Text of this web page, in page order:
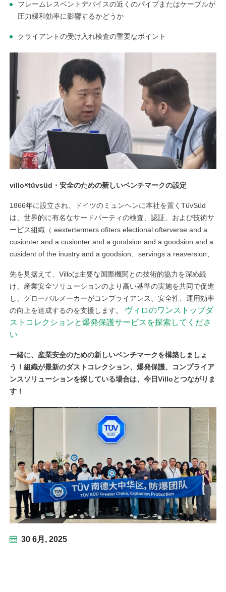
30 6月, 2025
linkedin
facebook
twitter
フレームレスベントデバイスの近くのパイプまたはケーブルが
圧力緩和効率に影響するかどうか
クライアントの受け入れ検査の重要なポイント
villo×tüvsüd・安全のための新しいベンチマークの設定
1866年に設立され、ドイツのミュンヘンに本社を置くTüvSüd
は、世界的に有名なサードパーティの検査、認証、および技術サ
ービス組織（ eextertermers ofiters electional ofterverse and a
cusionter and a cusionter and a goodsion and a goodsion and a
cusident of the inustry and a goodsion、servings a reaversion、
先を見据えて、Villoは主要な国際機関との技術的協力を深め続
け、産業安全ソリューションのより高い基準の実施を共同で促進
し、グローバルメーカーがコンプライアンス、安全性、運用効率
の向上を達成するのを支援します。
ヴィロのワンストップダ
ストコレクションと爆発保護サービスを探索してくださ
い
一緒に、産業安全のための新しいベンチマークを構築しましょ
う！組織が最新のダストコレクション、爆発保護、コンプライア
ンスソリューションを探している場合は、今日Villoとつながりま
す！